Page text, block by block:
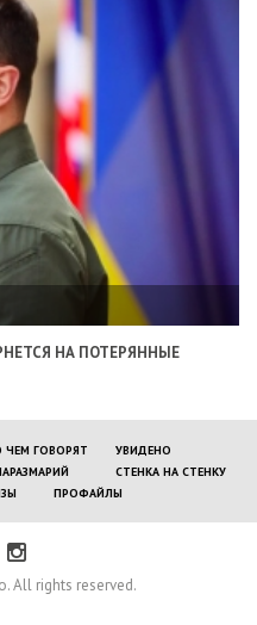
НА ПОТЕРЯННЫЕ
ЧЕМ ГОВОРЯТ
УВИДЕНО
СТЕНКА НА СТЕНКУ
ПРОФАЙЛЫ
All rights reserved.